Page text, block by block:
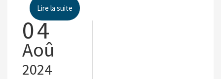
Lire la suite
04
Aoû
2024